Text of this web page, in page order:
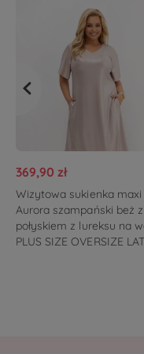
369,90 zł
Wizytowa sukienka maxi
Aurora szampański beż z
połyskiem z lureksu na
PLUS SIZE OVERSIZE